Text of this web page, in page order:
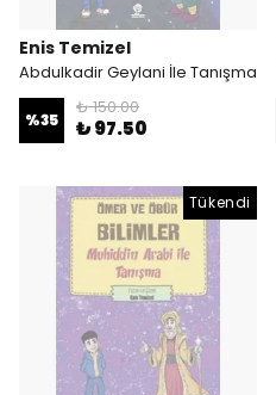
Enis Temizel
Abdulkadir Geylani İle Tanışma
%35
₺ 150.00
₺ 97.50
Tükendi